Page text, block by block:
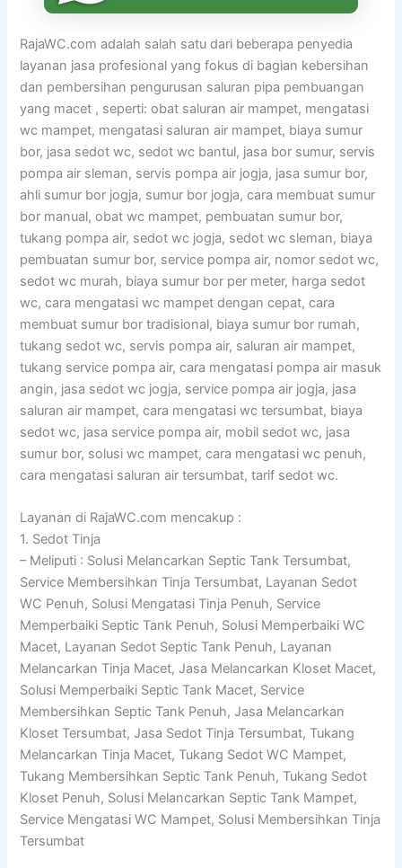
RajaWC.com adalah salah satu dari beberapa penyedia
layanan jasa profesional yang fokus di bagian kebersihan
dan pembersihan pengurusan saluran pipa pembuangan
yang macet , seperti: obat saluran air mampet, mengatasi
wc mampet, mengatasi saluran air mampet, biaya sumur
bor, jasa sedot wc, sedot wc bantul, jasa bor sumur, servis
pompa air sleman, servis pompa air jogja, jasa sumur bor,
ahli sumur bor jogja, sumur bor jogja, cara membuat sumur
bor manual, obat wc mampet, pembuatan sumur bor,
tukang pompa air, sedot wc jogja, sedot wc sleman, biaya
pembuatan sumur bor, service pompa air, nomor sedot wc,
sedot wc murah, biaya sumur bor per meter, harga sedot
wc, cara mengatasi wc mampet dengan cepat, cara
membuat sumur bor tradisional, biaya sumur bor rumah,
tukang sedot wc, servis pompa air, saluran air mampet,
tukang service pompa air, cara mengatasi pompa air masuk
angin, jasa sedot wc jogja, service pompa air jogja, jasa
saluran air mampet, cara mengatasi wc tersumbat, biaya
sedot wc, jasa service pompa air, mobil sedot wc, jasa
sumur bor, solusi wc mampet, cara mengatasi wc penuh,
cara mengatasi saluran air tersumbat, tarif sedot wc.
Layanan di RajaWC.com mencakup :
1. Sedot Tinja
– Meliputi : Solusi Melancarkan Septic Tank Tersumbat,
Service Membersihkan Tinja Tersumbat, Layanan Sedot
WC Penuh, Solusi Mengatasi Tinja Penuh, Service
Memperbaiki Septic Tank Penuh, Solusi Memperbaiki WC
Macet, Layanan Sedot Septic Tank Penuh, Layanan
Melancarkan Tinja Macet, Jasa Melancarkan Kloset Macet,
Solusi Memperbaiki Septic Tank Macet, Service
Membersihkan Septic Tank Penuh, Jasa Melancarkan
Kloset Tersumbat, Jasa Sedot Tinja Tersumbat, Tukang
Melancarkan Tinja Macet, Tukang Sedot WC Mampet,
Tukang Membersihkan Septic Tank Penuh, Tukang Sedot
Kloset Penuh, Solusi Melancarkan Septic Tank Mampet,
Service Mengatasi WC Mampet, Solusi Membersihkan Tinja
Tersumbat